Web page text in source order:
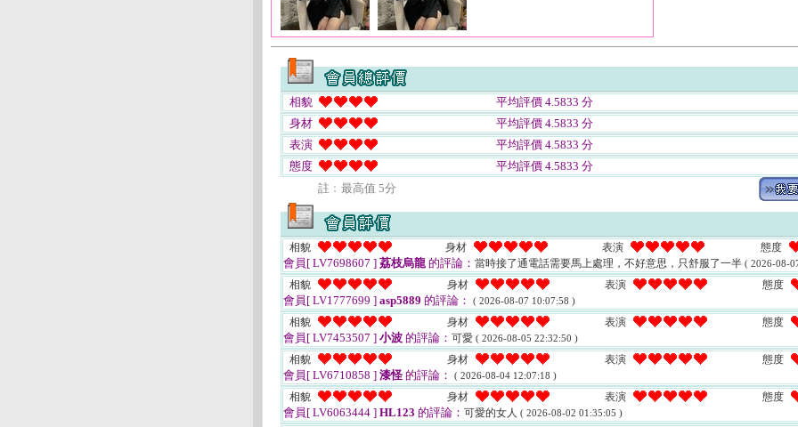
相貌
平均評價 4.5833 分
身材
平均評價 4.5833 分
表演
平均評價 4.5833 分
態度
平均評價 4.5833 分
註﹕最高值 5分
相貌 身材 表演 態度
會員[ LV7698607 ] 荔枝烏龍 的評論： 當時接了通電話需要馬上處理，不好意思，只舒服了一半 ( 2026-08-
相貌 身材 表演 態度
會員[ LV1777699 ] asp5889 的評論： ( 2026-08-07 10:07:58 )
相貌 身材 表演 態度
會員[ LV7453507 ] 小波 的評論： 可愛 ( 2026-08-05 22:32:50 )
相貌 身材 表演 態度
會員[ LV6710858 ] 漆怪 的評論： ( 2026-08-04 12:07:18 )
相貌 身材 表演 態度
會員[ LV6063444 ] HL123 的評論： 可愛的女人 ( 2026-08-02 01:35:05 )